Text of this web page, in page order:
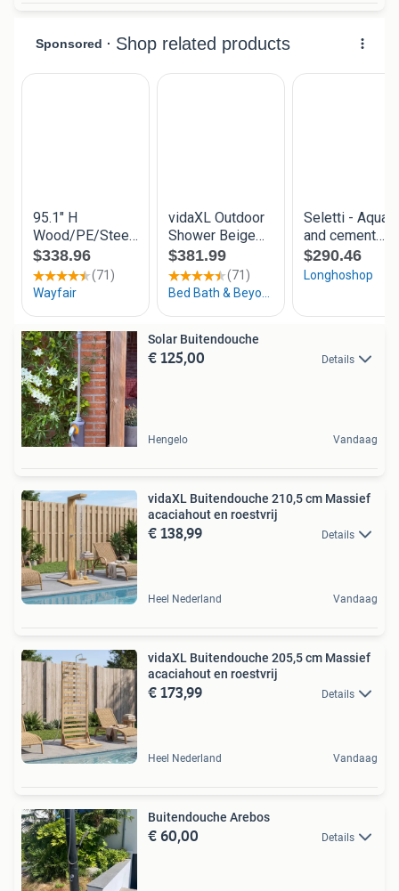
Solar Buitendouche
€ 125,00 Details
Hengelo Vandaag
vidaXL Buitendouche 210,5 cm Massief
acaciahout en roestvrij
€ 138,99 Details
Heel Nederland Vandaag
vidaXL Buitendouche 205,5 cm Massief
acaciahout en roestvrij
€ 173,99 Details
Heel Nederland Vandaag
Buitendouche Arebos
€ 60,00 Details